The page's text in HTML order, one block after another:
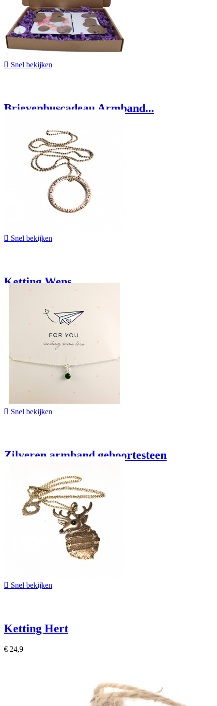
 Snel bekijken
Brievenbuscadeau Armband...
 Snel bekijken
Ketting Wens
 Snel bekijken
Zilveren armband geboortesteen
 Snel bekijken
Ketting Hert
€ 24,95